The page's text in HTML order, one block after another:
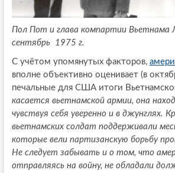
Пол Пот и глава компартии Вьетнама
сентябрь 1975 г.
С учётом упомянутых факторов,
вполне объективно оценивает (в
печальные для США итоги
касается вьетнамской армии, она
чувствуя себя уверенно и в джунглях.
вьетнамских солдат поддерживали
которые вели партизанскую борьбу
Не следует забывать и о том, что
отправляясь на войну, не обладали